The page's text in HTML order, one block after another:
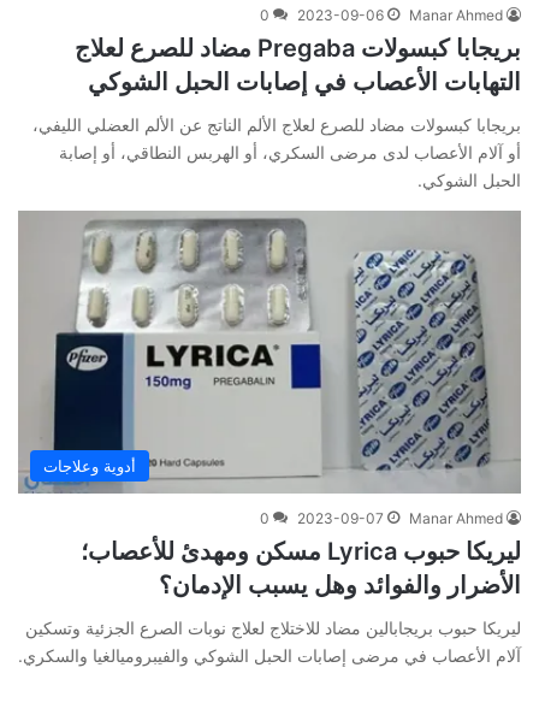
Manar Ahmed
2023-09-06
0
بريجابا كبسولات Pregaba مضاد للصرع لعلاج
التهابات الأعصاب في إصابات الحبل الشوكي
بريجابا كبسولات مضاد للصرع لعلاج الألم الناتج عن الألم العضلي الليفي،
أو آلام الأعصاب لدى مرضى السكري، أو الهربس النطاقي، أو إصابة
الحبل الشوكي.
أدوية وعلاجات
Manar Ahmed
2023-09-07
0
ليريكا حبوب Lyrica مسكن ومهدئ للأعصاب؛
الأضرار والفوائد وهل يسبب الإدمان؟
ليريكا حبوب بريجابالين مضاد للاختلاج لعلاج نوبات الصرع الجزئية وتسكين
آلام الأعصاب في مرضى إصابات الحبل الشوكي والفيبروميالغيا والسكري.